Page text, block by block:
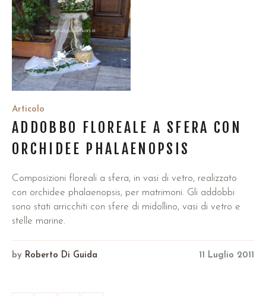
Articolo
ADDOBBO FLOREALE A SFERA CON
ORCHIDEE PHALAENOPSIS
Composizioni floreali a sfera, in vasi di vetro, realizzato
con orchidee phalaenopsis, per matrimoni. Gli addobbi
sono stati arricchiti con sfere di midollino, vasi di vetro e
stelle marine.
11 Luglio 2011
by Roberto Di Guida